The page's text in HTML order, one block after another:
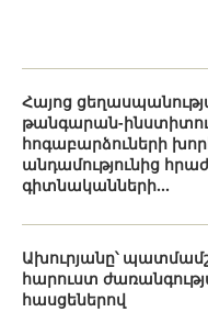
Հայոց
թանգարան-
հոգաբարձուների
անդամությունից
գիտնականների...
Ախուրյանը՝
հարուստ
հասցեներով